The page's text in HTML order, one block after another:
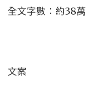
全文字數：約38萬
文案